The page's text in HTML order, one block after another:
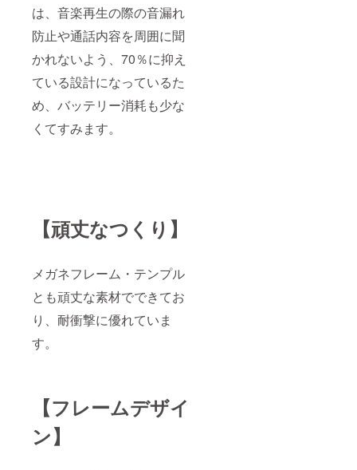
は、音楽再生の際の音漏れ
防止や通話内容を周囲に聞
かれないよう、70％に抑え
ている設計になっているた
め、バッテリー消耗も少な
くてすみます。
【頑丈なつくり】
メガネフレーム・テンプル
とも頑丈な素材でできてお
り、耐衝撃に優れていま
す。
【フレームデザイ
ン】